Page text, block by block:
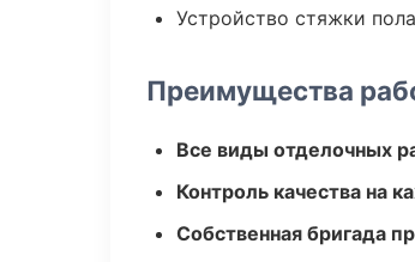
Устройство стяжки пола
Преимущества
Все виды отделочных
Контроль качества на
Собственная бригада